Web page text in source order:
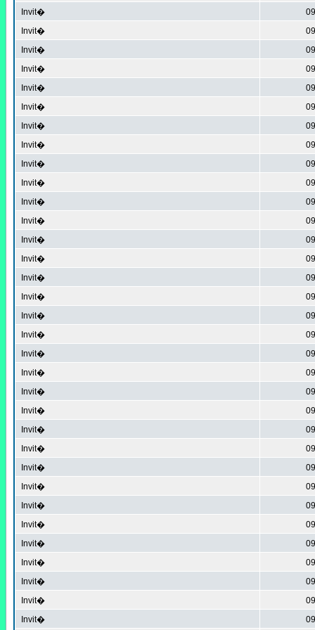
Invit�
Invit�
Invit�
Invit�
Invit�
Invit�
Invit�
Invit�
Invit�
Invit�
Invit�
Invit�
Invit�
Invit�
Invit�
Invit�
Invit�
Invit�
Invit�
Invit�
Invit�
Invit�
Invit�
Invit�
Invit�
Invit�
Invit�
Invit�
Invit�
Invit�
Invit�
Invit�
Invit�